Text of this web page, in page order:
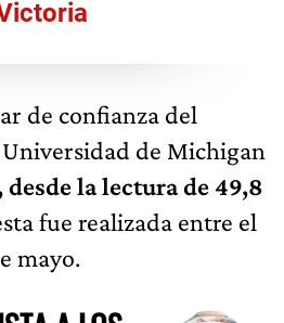
de confianza del
de Michigan
la lectura de 49,8
fue realizada entre el
mayo.